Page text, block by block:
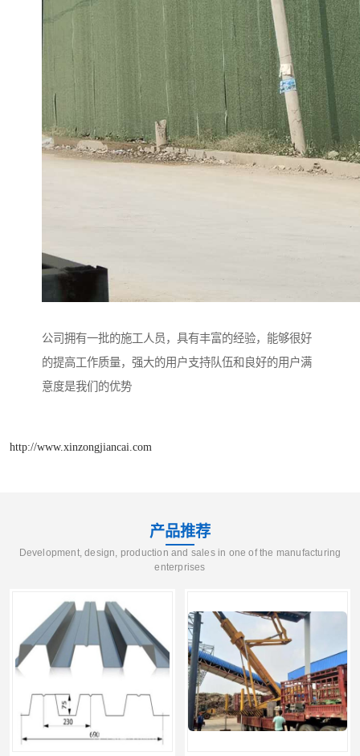
公司拥有一批的施工人员，具有丰富的经验，能够很好
的提高工作质量，强大的用户支持队伍和良好的用户满
意度是我们的优势
http://www.xinzongjiancai.com
产品推荐
Development, design, production and sales in one of the manufacturing
enterprises